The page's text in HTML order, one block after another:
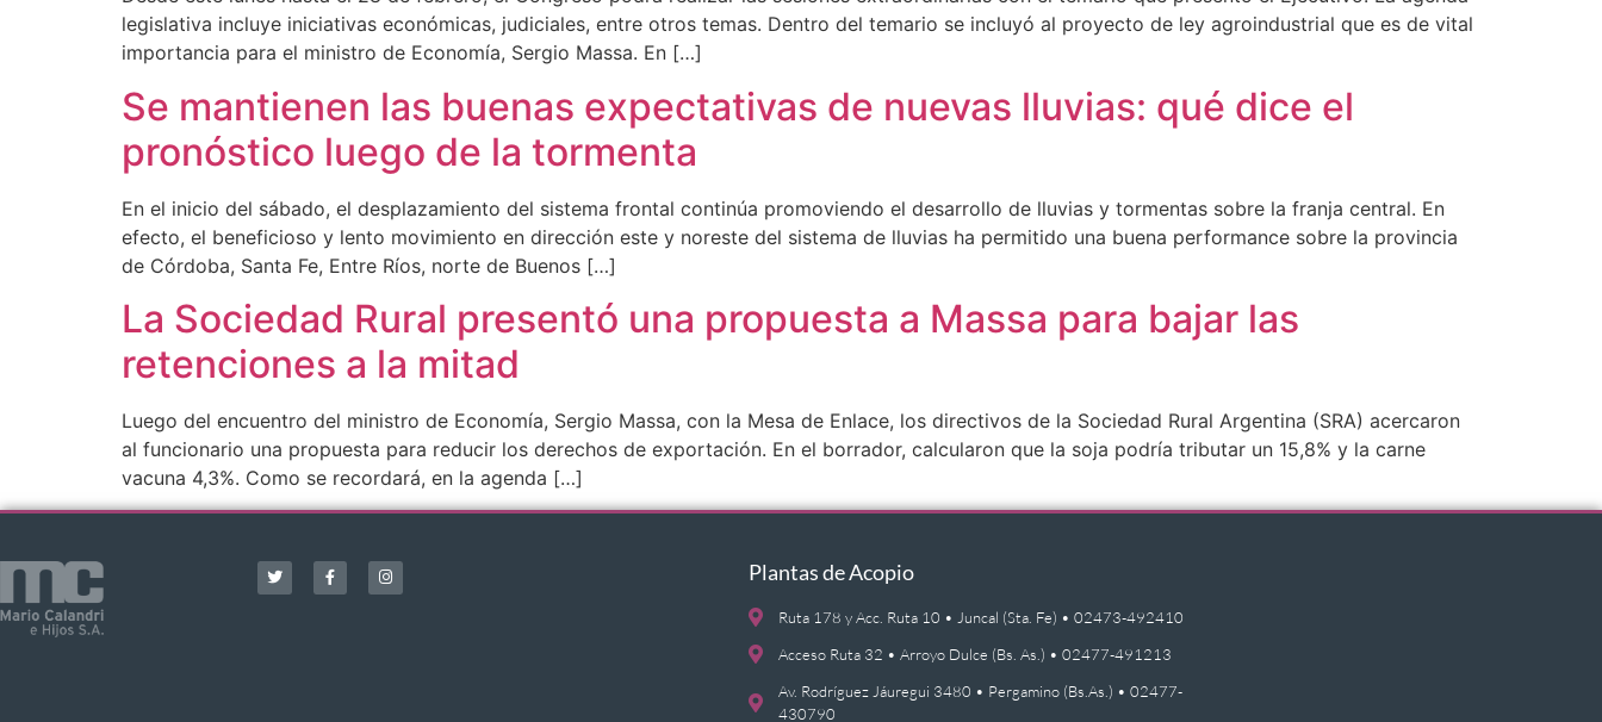
legislativa incluye iniciativas económicas, judiciales, entre otros temas. Dentro del temario se incluyó al proyecto de ley agroindustrial que es de vital
importancia para el ministro de Economía, Sergio Massa. En […]
Se mantienen las buenas expectativas de nuevas lluvias: qué dice el
pronóstico luego de la tormenta
En el inicio del sábado, el desplazamiento del sistema frontal continúa promoviendo el desarrollo de lluvias y tormentas sobre la franja central. En
efecto, el beneficioso y lento movimiento en dirección este y noreste del sistema de lluvias ha permitido una buena performance sobre la provincia
de Córdoba, Santa Fe, Entre Ríos, norte de Buenos […]
La Sociedad Rural presentó una propuesta a Massa para bajar las
retenciones a la mitad
Luego del encuentro del ministro de Economía, Sergio Massa, con la Mesa de Enlace, los directivos de la Sociedad Rural Argentina (SRA) acercaron
al funcionario una propuesta para reducir los derechos de exportación. En el borrador, calcularon que la soja podría tributar un 15,8% y la carne
vacuna 4,3%. Como se recordará, en la agenda […]
Plantas de Acopio
Ruta 178 y Acc. Ruta 10 • Juncal (Sta. Fe) • 02473-492410
Acceso Ruta 32 • Arroyo Dulce (Bs. As.) • 02477-491213
Av. Rodríguez Jáuregui 3480 • Pergamino (Bs.As.) • 02477-
430790